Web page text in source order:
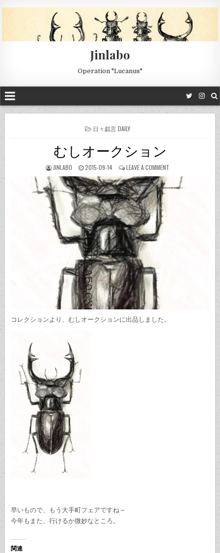
Jinlabo
Operation "Lucanus"
POSTED
日々戯言 DAILY
むしオークション
JINLABO 2015-09-14 LEAVE A COMMENT
コレクションより、むしオークションに出品しました。
早いもので、もう大手町フェアですね～
今年もまた、行けるか微妙なところ。
関連